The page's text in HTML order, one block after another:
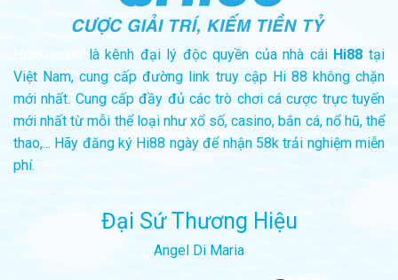
là kênh đại lý độc quyền của nhà cái Hi88 tại
Việt Nam, cung cấp đường link truy cập Hi 88 không chặn
mới nhất. Cung cấp đầy đủ các trò chơi cá cược trực tuyến
mới nhất từ mỗi thể loại như xổ số, casino, bắn cá, nổ hũ, thể
thao,... Hãy đăng ký Hi88 ngày để nhận 58k trải nghiệm miễn
phí.
Đại Sứ Thương Hiệu
Angel Di Maria